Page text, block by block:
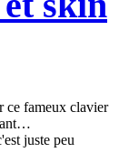
ce fameux clavier
juste peu